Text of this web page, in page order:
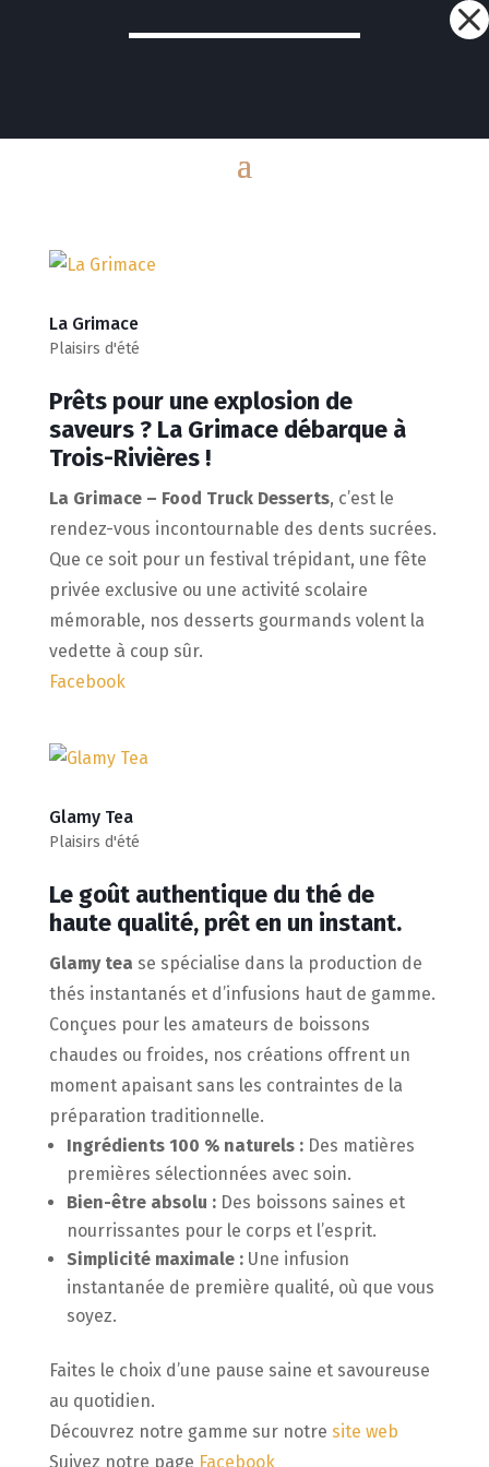
La Grimace
Plaisirs d'été
Prêts pour une explosion de
saveurs ? La Grimace débarque à
Trois-Rivières !
La Grimace – Food Truck Desserts, c’est le
rendez-vous incontournable des dents sucrées.
Que ce soit pour un festival trépidant, une fête
privée exclusive ou une activité scolaire
mémorable, nos desserts gourmands volent la
vedette à coup sûr.
Facebook
Glamy Tea
Plaisirs d'été
Le goût authentique du thé de
haute qualité, prêt en un instant.
Glamy tea se spécialise dans la production de
thés instantanés et d’infusions haut de gamme.
Conçues pour les amateurs de boissons
chaudes ou froides, nos créations offrent un
moment apaisant sans les contraintes de la
préparation traditionnelle.
Ingrédients 100 % naturels :Des matières
premières sélectionnées avec soin.
Bien-être absolu :Des boissons saines et
nourrissantes pour le corps et l’esprit.
Simplicité maximale :Une infusion
instantanée de première qualité, où que vous
soyez.
Faites le choix d’une pause saine et savoureuse
au quotidien.
Découvrez notre gamme sur notre site web
Suivez notre page Facebook